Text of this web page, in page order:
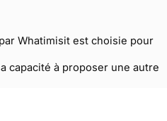
Whatimisit est choisie pour
capacité à proposer une autre